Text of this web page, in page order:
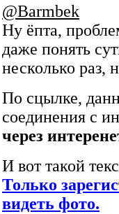
@Barmbek
Ну ёпта,
даже понять
несколько раз,
По сцылке,
соединения с
через
И вот такой
Только
видеть фото.